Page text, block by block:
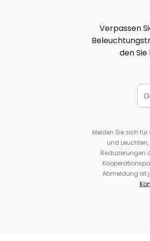
Verpassen
den
Melden Sie sich
und
Reduzierungen
Abmeldung ist